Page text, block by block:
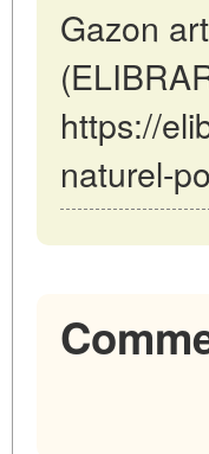
Gazon
https://
naturel-